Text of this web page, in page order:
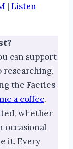
| Listen
can support
researching,
the Faeries
a coffee.
whether
occasional
it. Every